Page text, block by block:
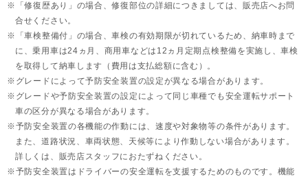
「修復歴あり」の場合、修復部位の詳細につきましては、販売店へお問
合せください。
「車検整備付」の場合、車検の有効期限が切れているため、納車時まで
に、乗用車は24ヵ月、 商用車などは12ヵ月定期点検整備を実施し、車検
を取得して納車します（費用は支払総額に含む）。
グレードによって予防安全装置の設定が異なる場合があります。
グレードや予防安全装置の設定によって同じ車種でも安全運転サポート
車の区分が異なる場合があります。
予防安全装置の各機能の作動には、速度や対象物等の条件があります。
また、道路状況、車両状態、天候等により作動しない場合があります。
詳しくは、販売店スタッフにおたずねください。
予防安全装置はドライバーの安全運転を支援するためのものです。機能